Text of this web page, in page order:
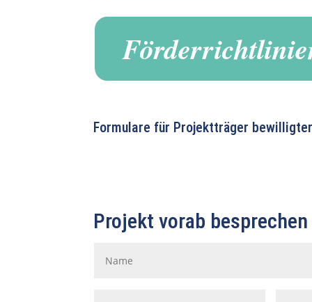
Formulare für Projektträger
Projekt vorab besprechen